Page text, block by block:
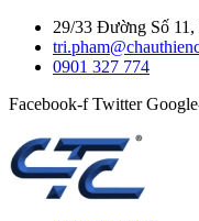
29/33 Đường Số
0901 327 774
Facebook-f Twitter